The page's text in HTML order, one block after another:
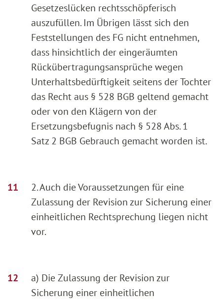
Gesetzeslücken rechtsschöpferisch
auszufüllen. Im Übrigen lässt sich den
Feststellungen des FG nicht entnehmen,
dass hinsichtlich der eingeräumten
Rückübertragungsansprüche wegen
Unterhaltsbedürftigkeit seitens der Tochter
das Recht aus § 528 BGB geltend gemacht
oder von den Klägern von der
Ersetzungsbefugnis nach § 528 Abs. 1
Satz 2 BGB Gebrauch gemacht worden ist.
2. Auch die Voraussetzungen für eine
Zulassung der Revision zur Sicherung einer
einheitlichen Rechtsprechung liegen nicht
vor.
a) Die Zulassung der Revision zur
Sicherung einer einheitlichen